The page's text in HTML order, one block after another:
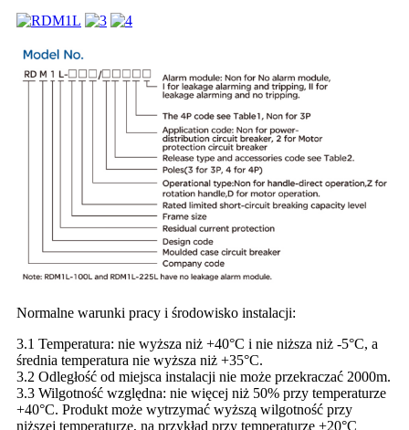
Normalne warunki pracy i środowisko instalacji:
3.1 Temperatura: nie wyższa niż +40°C i nie niższa niż -5°C, a
średnia temperatura nie wyższa niż +35°C.
3.2 Odległość od miejsca instalacji nie może przekraczać 2000m.
3.3 Wilgotność względna: nie więcej niż 50% przy temperaturze
+40°C. Produkt może wytrzymać wyższą wilgotność przy
niższej temperaturze, na przykład przy temperaturze +20°C